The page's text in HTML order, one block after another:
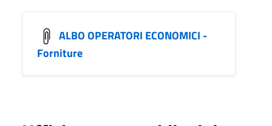
ALBO OPERATORI ECONOMICI -
Forniture